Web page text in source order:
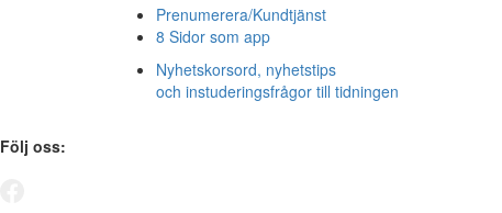
Prenumerera/Kundtjänst
8 Sidor som app
Nyhetskorsord, nyhetstips
och instuderingsfrågor till tidningen
Följ oss: